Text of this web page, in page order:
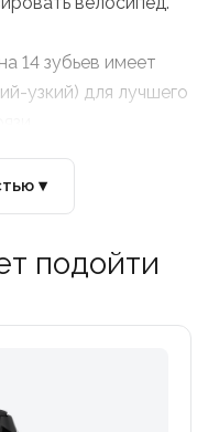
14 зубьев имеет
узкий) для лучшего
кассеты с
пружина (в
изгибам.
▾
подойти